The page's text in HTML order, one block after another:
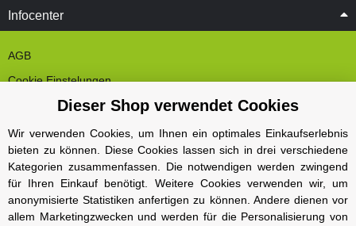
Infocenter
AGB
Cookie Einstelungen
Datenschutz
Impressum
Kontakt und Öffnungszeiten
Versand und Zahlungsarten
Widerrufsbelehrung
Dieser Shop verwendet Cookies
Wir verwenden Cookies, um Ihnen ein optimales Einkaufserlebnis
bieten zu können. Diese Cookies lassen sich in drei verschiedene
Kategorien zusammenfassen. Die notwendigen werden zwingend
für Ihren Einkauf benötigt. Weitere Cookies verwenden wir, um
anonymisierte Statistiken anfertigen zu können. Andere dienen vor
allem Marketingzwecken und werden für die Personalisierung von